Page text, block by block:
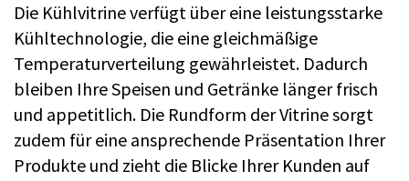
Die Kühlvitrine verfügt über eine leistungsstarke
Kühltechnologie, die eine gleichmäßige
Temperaturverteilung gewährleistet. Dadurch
bleiben Ihre Speisen und Getränke länger frisch
und appetitlich. Die Rundform der Vitrine sorgt
zudem für eine ansprechende Präsentation Ihrer
Produkte und zieht die Blicke Ihrer Kunden auf